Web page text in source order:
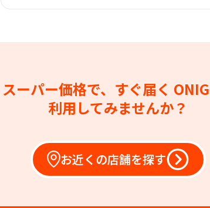
スーパー価格で、すぐ届く
利用してみませんか？
お近くの店舗を探す